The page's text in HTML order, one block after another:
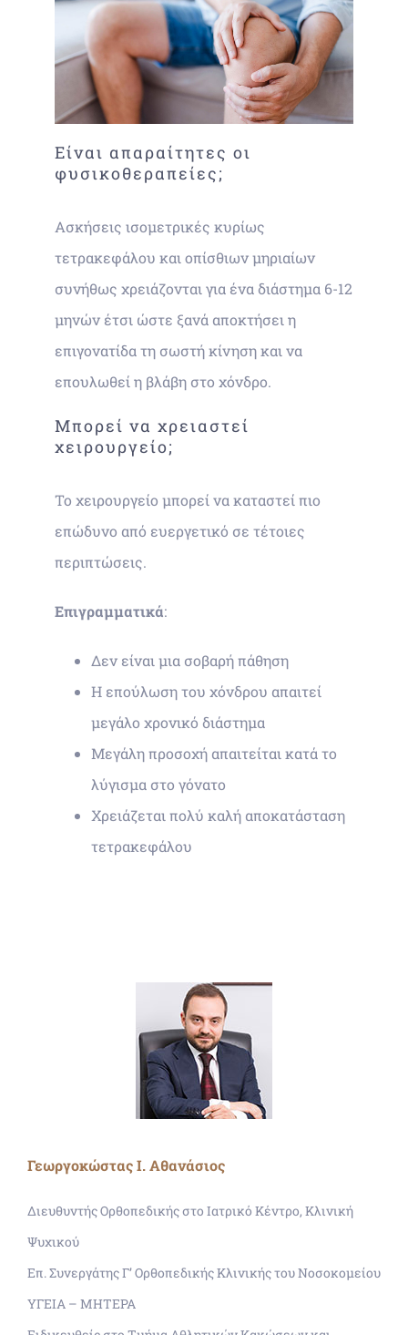
Είναι απαραίτητες οι
φυσικοθεραπείες;
Ασκήσεις ισομετρικές κυρίως
τετρακεφάλου και οπίσθιων μηριαίων
συνήθως χρειάζονται για ένα διάστημα 6-12
μηνών έτσι ώστε ξανά αποκτήσει η
επιγονατίδα τη σωστή κίνηση και να
επουλωθεί η βλάβη στο χόνδρο.
Μπορεί να χρειαστεί
χειρουργείο;
Το χειρουργείο μπορεί να καταστεί πιο
επώδυνο από ευεργετικό σε τέτοιες
περιπτώσεις.
Επιγραμματικά:
Δεν είναι μια σοβαρή πάθηση
Η επούλωση του χόνδρου απαιτεί
μεγάλο χρονικό διάστημα
Μεγάλη προσοχή απαιτείται κατά το
λύγισμα στο γόνατο
Χρειάζεται πολύ καλή αποκατάσταση
τετρακεφάλου
Γεωργοκώστας Ι. Αθανάσιος
Διευθυντής Ορθοπεδικής στο Ιατρικό Κέντρο, Κλινική
Ψυχικού
Επ. Συνεργάτης Γ’ Ορθοπεδικής Κλινικής του Νοσοκομείου
ΥΓΕΙΑ – ΜΗΤΕΡΑ